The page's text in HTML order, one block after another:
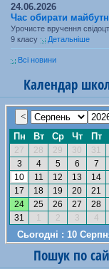
24.06.2026
Час обирати
Урочисте вручення
9 класу
Детальніше
Всі новини
Календар
Пошук по